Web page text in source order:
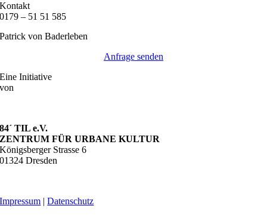
Kontakt
0179 – 51 51 585
Patrick von Baderleben
Anfrage senden
Eine Initiative
von
84´ TIL e.V.
ZENTRUM FÜR URBANE KULTUR
Königsberger Strasse 6
01324 Dresden
Impressum |Datenschutz